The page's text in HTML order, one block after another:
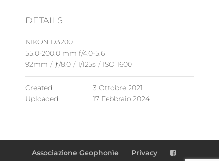
DETAILS
NIKON D3200
55.0-200.0 mm f/4.0-5.6
92mm / ƒ/8.0 / 1/125s / ISO 1600
Created
3 Ottobre 2021
Uploaded
17 Febbraio 2024
Associazione Geophonìe Privacy